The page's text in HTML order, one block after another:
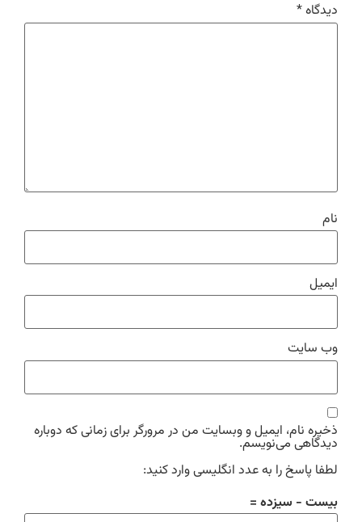
دیدگاه*
نام
ایمیل
وب‌ سایت
ذخیره نام، ایمیل و وبسایت من در مرورگر برای زمانی که دوباره
دیدگاهی می‌نویسم.
لطفا پاسخ را به عدد انگلیسی وارد کنید:
بیست − سیزده =